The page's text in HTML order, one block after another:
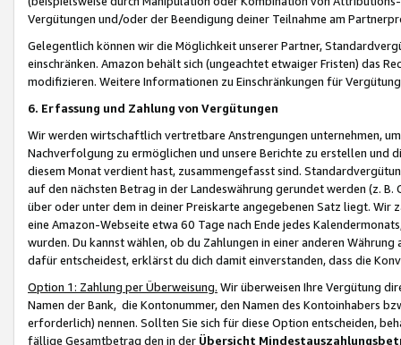
Vergütungen und/oder der Beendigung deiner Teilnahme am
Gelegentlich können wir die Möglichkeit unserer Partner,
einschränken. Amazon behält sich (ungeachtet etwaiger Fristen) das
modifizieren. Weitere Informationen zu Einschränkungen für
6. Erfassung und Zahlung von Vergütungen
Wir werden wirtschaftlich vertretbare Anstrengungen unternehmen,
Nachverfolgung zu ermöglichen und unsere Berichte zu erstellen und
diesem Monat verdient hast, zusammengefasst sind.
auf den nächsten Betrag in der Landeswährung gerundet werden (z.
über oder unter dem in deiner Preiskarte angegebenen Satz liegt.
eine Amazon-Webseite etwa 60 Tage nach Ende jedes
wurden. Du kannst wählen, ob du Zahlungen in einer anderen
dafür entscheidest, erklärst du dich damit einverstanden, dass die
Option 1: Zahlung per Überweisung. Wir überweisen Ihre Vergütung
Namen der Bank, die Kontonummer, den Namen des Kontoinhabers
erforderlich) nennen. Sollten Sie sich für diese Option entscheiden,
fällige Gesamtbetrag den in der Übersicht